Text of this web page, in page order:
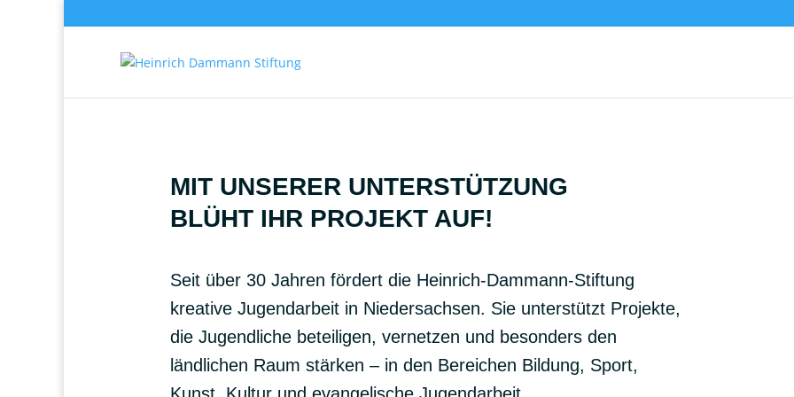
MIT UNSERER UNTERSTÜTZUNG
BLÜHT IHR PROJEKT AUF!
Seit über 30 Jahren fördert die Heinrich-Dammann-Stiftung
kreative Jugendarbeit in Niedersachsen. Sie unterstützt Projekte,
die Jugendliche beteiligen, vernetzen und besonders den
ländlichen Raum stärken – in den Bereichen Bildung, Sport,